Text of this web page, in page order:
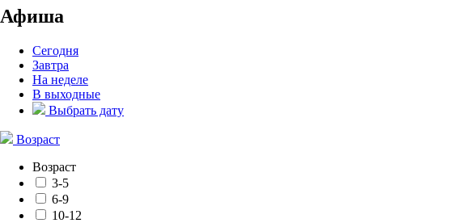
Афиша
Сегодня
Завтра
На неделе
В выходные
Выбрать дату
Возраст
Возраст
3-5
6-9
10-12